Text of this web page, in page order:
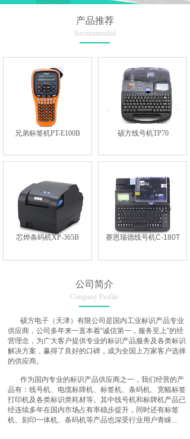
产品推荐
Recommended
硕方线号机TP70
兄弟标签机PT-E100B
赛恩瑞德线号机C-180T
芯烨条码机XP-365B
公司简介
Company Profile
硕方电子（天津）有限公司是国内工业标识产品专业
供应商，公司多年来一直本着“诚信第一，服务至上”的经
营理念，为广大客户提供专业的标识产品服务及各类标识
解决方案，赢得了良好的口碑，成为全国上万家客户选择
的供应商。
作为国内专业的标识产品供应商之一，我们经营的产
品有：线号机、电缆标牌机、标签机、条码机、宽幅标签
打印机及各类标识类耗材等。其中线号机和标牌机产品已
经连续多年在国内市场占有率稳步提升，同时还有标签
机、刻印一体机、条码机等产品也深受行业用户青睐...